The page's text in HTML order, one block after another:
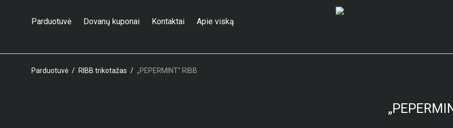
Parduotuvė Dovanų kuponai Kontaktai Apie viską
Parduotuvė / RIBB trikotažas / „PEPERMINT” RIBB